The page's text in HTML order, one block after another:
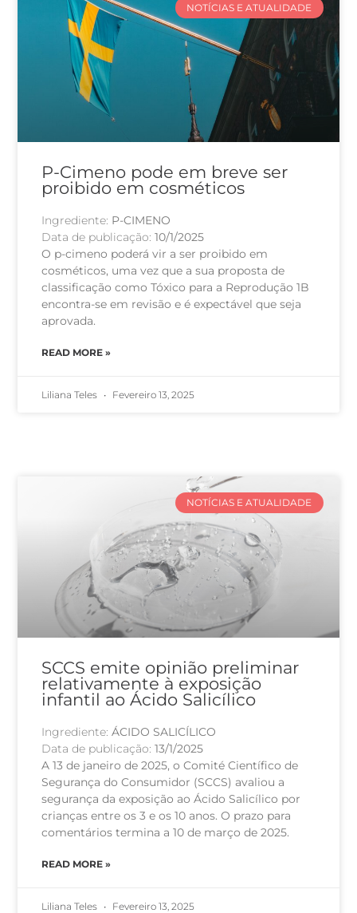
NOTÍCIAS E ATUALIDADE
P-Cimeno pode em breve ser
proibido em cosméticos
Ingrediente: P-CIMENO
Data de publicação:10/1/2025
O p-cimeno poderá vir a ser proibido em
cosméticos, uma vez que a sua proposta de
classificação como Tóxico para a Reprodução 1B
encontra-se em revisão e é expectável que seja
aprovada.
READ MORE »
Liliana Teles Fevereiro 13, 2025
NOTÍCIAS E ATUALIDADE
SCCS emite opinião preliminar
relativamente à exposição
infantil ao Ácido Salicílico
Ingrediente:ÁCIDO SALICÍLICO
Data de publicação:13/1/2025
A 13 de janeiro de 2025, o Comité Científico de
Segurança do Consumidor (SCCS) avaliou a
segurança da exposição ao Ácido Salicílico por
crianças entre os 3 e os 10 anos. O prazo para
comentários termina a 10 de março de 2025.
READ MORE »
Liliana Teles Fevereiro 13, 2025